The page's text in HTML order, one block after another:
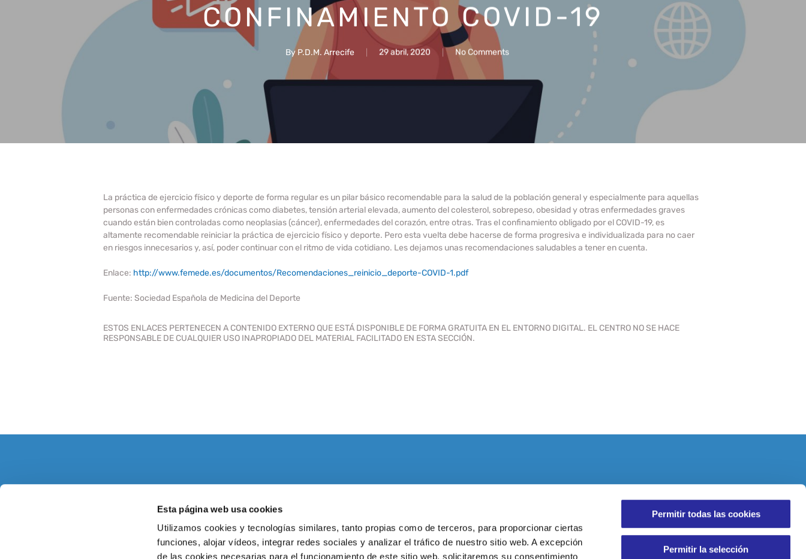
Esta página web usa cookies
Utilizamos cookies y tecnologías similares, tanto propias como de terceros, para proporcionar ciertas
funciones, alojar vídeos, integrar redes sociales y analizar el tráfico de nuestro sitio web. A excepción
de las cookies necesarias para el funcionamiento de este sitio web, solicitaremos su consentimiento
Permitir todas las cookies
Permitir la selección
CONFINAMIENTO COVID-19
By P.D.M. Arrecife 29 abril, 2020 No Comments
La práctica de ejercicio físico y deporte de forma regular es un pilar básico recomendable para la salud de la población general y especialmente para aquellas
personas con enfermedades crónicas como diabetes, tensión arterial elevada, aumento del colesterol, sobrepeso, obesidad y otras enfermedades graves
cuando están bien controladas como neoplasias (cáncer), enfermedades del corazón, entre otras. Tras el confinamiento obligado por el COVID-19, es
altamente recomendable reiniciar la práctica de ejercicio físico y deporte. Pero esta vuelta debe hacerse de forma progresiva e individualizada para no caer
en riesgos innecesarios y, así, poder continuar con el ritmo de vida cotidiano. Les dejamos unas recomendaciones saludables a tener en cuenta.
Enlace: http://www.femede.es/documentos/Recomendaciones_reinicio_deporte-COVID-1.pdf
Fuente: Sociedad Española de Medicina del Deporte
ESTOS ENLACES PERTENECEN A CONTENIDO EXTERNO QUE ESTÁ DISPONIBLE DE FORMA GRATUITA EN EL ENTORNO DIGITAL. EL CENTRO NO SE HACE
RESPONSABLE DE CUALQUIER USO INAPROPIADO DEL MATERIAL FACILITADO EN ESTA SECCIÓN.
C/ Rambla Medular, s/n, 35500
Lunes a Viernes de 07.00 a 23.00
horas.
Sábados de 08.00 a 20.00 horas.
Aviso Legal
Política de privacidad
Política de cookies